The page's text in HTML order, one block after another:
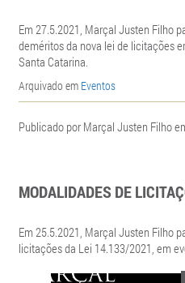
Em 27.5.2021, Marçal Justen Filho
deméritos da nova lei de licitações
Santa Catarina.
Arquivado em Eventos
Publicado por Marçal Justen Filho
MODALIDADES DE
Em 25.5.2021, Marçal Justen Filho
licitações da Lei 14.133/2021, em